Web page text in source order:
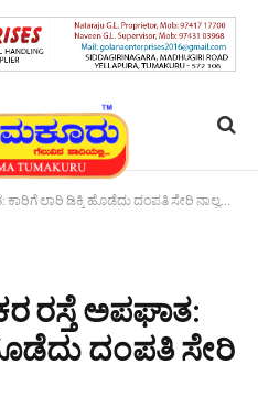
ಲಾರಿ ಡಿಕ್ಕಿ ಹೊಡೆದು ದಂಪತಿ ಸೇರಿ ನಾಲ್ವರು ಸಾವು
ರಸ್ತೆ ಅಪಘಾತ:
ದಂಪತಿ ಸೇರಿ